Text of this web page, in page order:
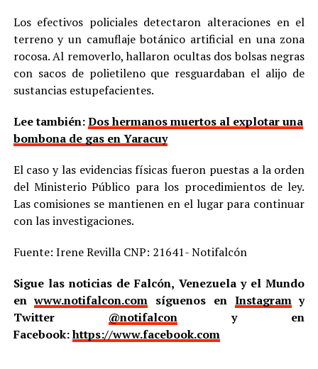
Los efectivos policiales detectaron alteraciones en el
terreno y un camuflaje botánico artificial en una zona
rocosa. Al removerlo, hallaron ocultas dos bolsas negras
con sacos de polietileno que resguardaban el alijo de
sustancias estupefacientes.
Lee también:Dos hermanos muertos al explotar una
bombona de gas en Yaracuy
El caso y las evidencias físicas fueron puestas a la orden
del Ministerio Público para los procedimientos de ley.
Las comisiones se mantienen en el lugar para continuar
con las investigaciones.
Fuente: Irene Revilla CNP: 21641- Notifalcón
Sigue las noticias de Falcón, Venezuela y el Mundo
enwww.notifalcon.com síguenos en Instagramy
Twitter @notifalcony en
Facebook:https://www.facebook.com